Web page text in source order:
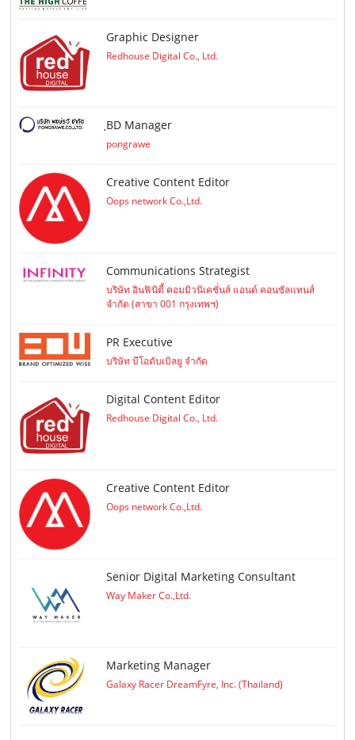
Graphic Designer
Redhouse Digital Co., Ltd.
ฺBD Manager
pongrawe
Creative Content Editor
Oops network Co.,Ltd.
Communications Strategist
บริษัท อินฟินิตี้ คอมมิวนิเคชั่นส์ แอนด์ คอนซัลแทนส์
จำกัด (สาขา 001 กรุงเทพฯ)
PR Executive
บริษัท บีโอดับเบิลยู จำกัด
Digital Content Editor
Redhouse Digital Co., Ltd.
Creative Content Editor
Oops network Co.,Ltd.
Senior Digital Marketing Consultant
Way Maker Co.,Ltd.
Marketing Manager
Galaxy Racer DreamFyre, Inc. (Thailand)